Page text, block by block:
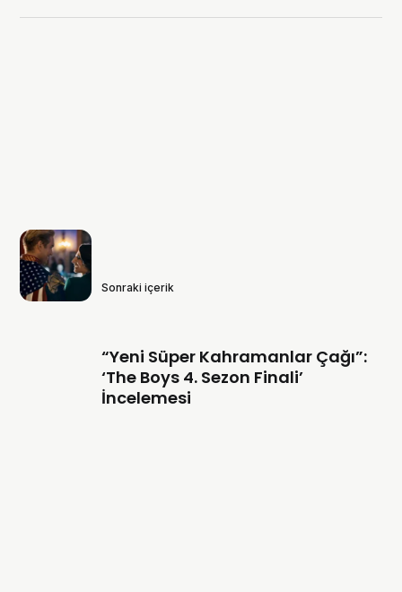
Sonraki içerik
“Yeni Süper Kahramanlar Çağı”:
‘The Boys 4. Sezon Finali’
İncelemesi